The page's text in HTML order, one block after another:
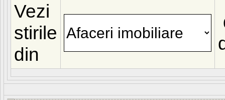
Vezi
stirile
din